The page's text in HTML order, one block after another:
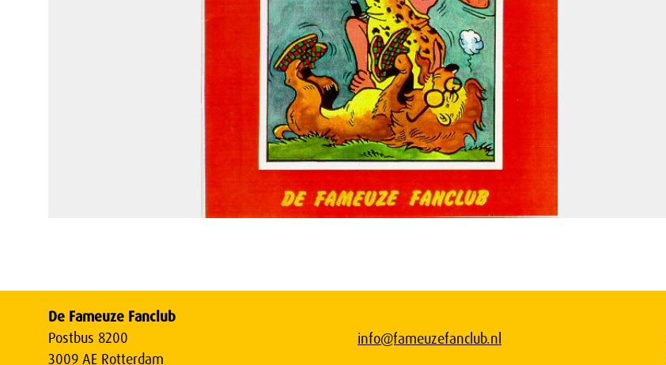
De Fameuze Fanclub
Postbus 8200
3009 AE Rotterdam
info@fameuzefanclub.nl